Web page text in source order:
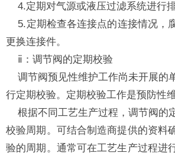
4.定期对气源或液压过滤系统进行排
5.定期检查各连接点的连接情况，
更换连接件。
ⅱ：调节阀的定期校验
调节阀预见性维护工作尚未开展的
行定期校验。定期校验工作是预防性维
根据不同工艺生产过程，调节阀的
校验周期。可结合制造商提供的资料
验的周期。通常可在工艺生产过程进